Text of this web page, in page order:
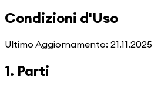
Condizioni d'Uso
Ultimo Aggiornamento: 21.11.2025
1. Parti